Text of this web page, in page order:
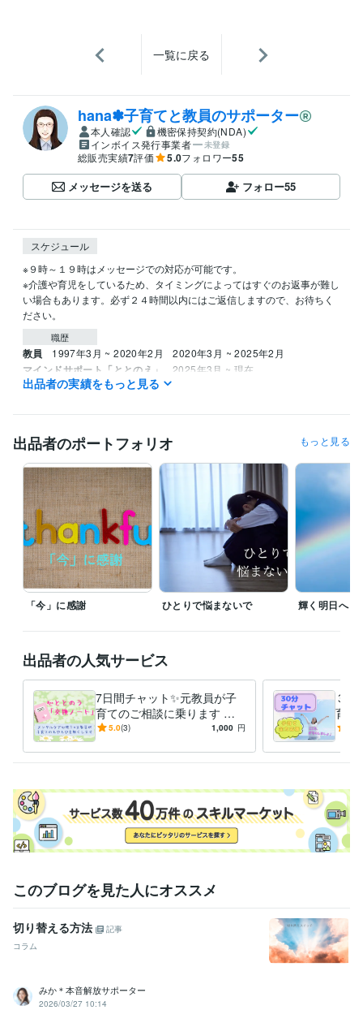
一覧に戻る
hana✽子育てと教員のサポーター
本人確認
機密保持契約(NDA)
インボイス発行事業者
未登録
総販売実績7評価 5.0フォロワー55
メッセージを送る フォロー55
スケジュール
※９時～１９時はメッセージでの対応が可能です。
※介護や育児をしているため、タイミングによってはすぐのお返事が難し
い場合もあります。必ず２４時間以内にはご返信しますので、お待ちく
ださい。
職歴
教員 1997年3月 ~ 2020年2月 2020年3月 ~ 2025年2月
マインドサポート「ととのえ」 2025年3月 ~ 現在
ココナラブログ「知的障害＆自閉スペクトラム症児の子育て」 教師
資格・検定
実用英語技能検定準1級 取得年 : 1995年
日本漢字能力検定準1級 取得年 : 2022年
メンタルケア心理士 取得年 : 2014年
日商簿記検定3級 取得年 : 2024年
情報処理技術者（初級システムアドミニストレータ）
取得年 : 2004
年
秘書技能検定3級 取得年 : 1996年
中学校教諭免許 取得年 : 1996年
高等学校教諭免許 取得年 : 1996年
得意分野
悩み相談・カウンセリング 障害のあるお子さんに関する相談 先生方
の働き方やキャリアに関する相談 特別支援学級の授業づくりに関す
る相談
子育て支援 教育 教員 働き方改革 特別支援教育
中学校
小学校
特別支援学校
学習指導・資格・キャリア相談
英語 日常会話レベル
出品者の実績をもっと見る
出品者のポートフォリオ もっと見る
「今」に感謝 ひとりで悩まないで 輝く明日へ
出品者の人気サービス
7日間チャット✨元教員が子
育てのご相談に乗ります 発
達障害/学習障害/不登校/行き
5.0(3) 1,000 円
３０
育て
期/
このブログを見た人にオススメ
切り替える方法
記事
コラム
みか＊本音解放サポーター
2026/03/27 10:14